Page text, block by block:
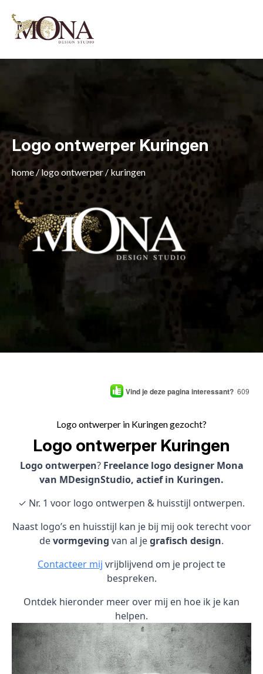
Logo ontwerper Kuringen
home /logo ontwerper / kuringen
Vind je deze pagina interessant? 609
Logo ontwerper in Kuringen gezocht?
Logo ontwerper Kuringen
Logo ontwerpen? Freelance logo designer Mona
van MDesignStudio, actief in Kuringen.
✓ Nr. 1 voor logo ontwerpen & huisstijl ontwerpen.
Naast logo’s en huisstijl kan je bij mij ook terecht voor
devormgeving van al jegrafisch design.
Contacteer mij vrijblijvend om je project te
bespreken.
Ontdek hieronder meer over mij en hoe ik je kan
helpen.